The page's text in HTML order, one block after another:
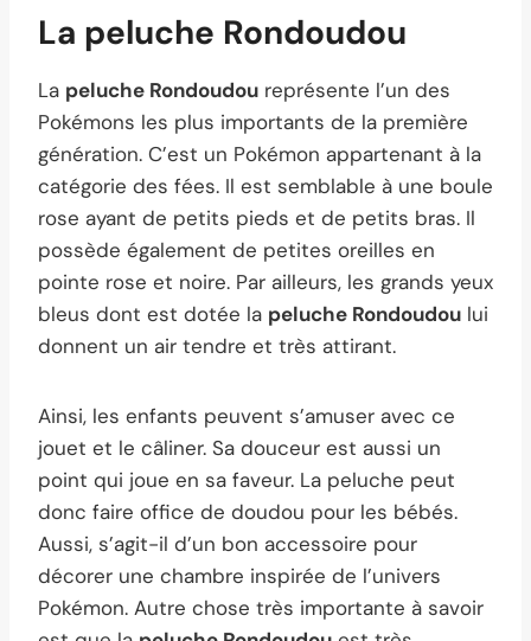
La peluche Rondoudou
La peluche Rondoudou représente l’un des
Pokémons les plus importants de la première
génération. C’est un Pokémon appartenant à la
catégorie des fées. Il est semblable à une boule
rose ayant de petits pieds et de petits bras. Il
possède également de petites oreilles en
pointe rose et noire. Par ailleurs, les grands yeux
bleus dont est dotée la peluche Rondoudou lui
donnent un air tendre et très attirant.
Ainsi, les enfants peuvent s’amuser avec ce
jouet et le câliner. Sa douceur est aussi un
point qui joue en sa faveur. La peluche peut
donc faire office de doudou pour les bébés.
Aussi, s’agit-il d’un bon accessoire pour
décorer une chambre inspirée de l’univers
Pokémon. Autre chose très importante à savoir